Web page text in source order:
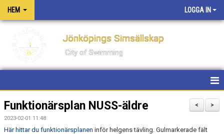
HEM LOGGA IN
Jönköpings Simsällskap
City of Swimming
HEM
NYHETER
>
<
Funktionärsplan NUSS-äldre
2023-02-01 11:48
Här hittar du funktionärsplanen inför helgens tävling. Gulmarkerade fält